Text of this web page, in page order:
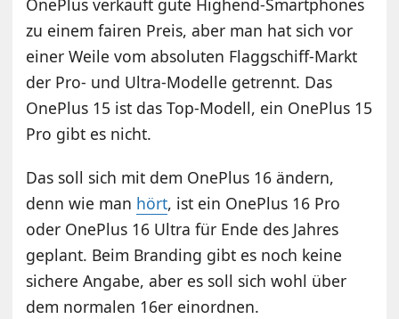
OnePlus verkauft gute Highend-Smartphones
zu einem fairen Preis, aber man hat sich vor
einer Weile vom absoluten Flaggschiff-Markt
der Pro- und Ultra-Modelle getrennt. Das
OnePlus 15 ist das Top-Modell, ein OnePlus 15
Pro gibt es nicht.
Das soll sich mit dem OnePlus 16 ändern,
denn wie man hört, ist ein OnePlus 16 Pro
oder OnePlus 16 Ultra für Ende des Jahres
geplant. Beim Branding gibt es noch keine
sichere Angabe, aber es soll sich wohl über
dem normalen 16er einordnen.